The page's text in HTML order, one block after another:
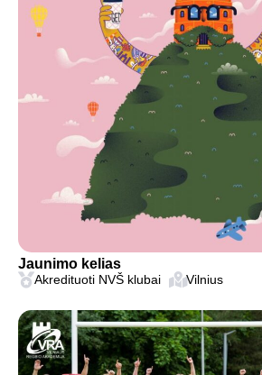
Jaunimo kelias
Akredituoti NVŠ klubai Vilnius